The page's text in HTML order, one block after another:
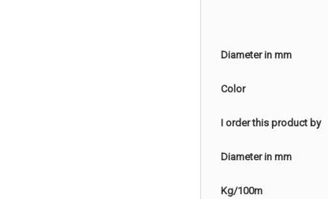
Diameter in mm
Color
I order this product by
Diameter in mm
Kg/100m